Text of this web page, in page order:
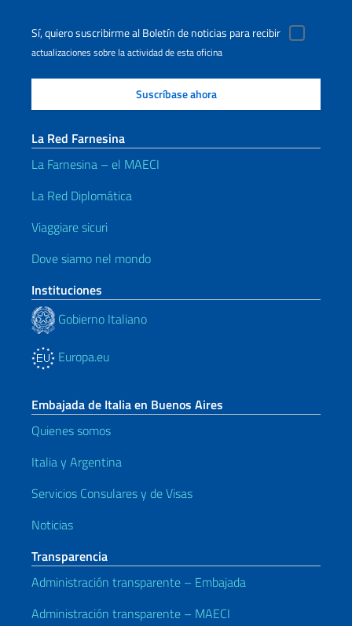
Sí, quiero suscribirme al Boletín de noticias para recibir
actualizaciones sobre la actividad de esta oficina
La Red Farnesina
La Farnesina – el MAECI
La Red Diplomática
Viaggiare sicuri
Dove siamo nel mondo
Instituciones
Gobierno Italiano
Europa.eu
Embajada de Italia en Buenos Aires
Quienes somos
Italia y Argentina
Servicios Consulares y de Visas
Noticias
Transparencia
Administración transparente – Embajada
Administración transparente – MAECI